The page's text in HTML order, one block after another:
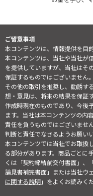
ご留意事項
本コンテンツは、情報提供を目
本コンテンツは、当社や当社が
を提供していますが、当社はそ
保証するものではございません
その他の取引を推奨し、勧誘す
想・意見は、将来の結果を保証
作成時現在のものであり、今後
ます。当社は本コンテンツの内
責任を負うものではございませ
判断と責任でなさるようお願い
本コンテンツでは当社でお取扱
る部分があります。商品ごとに
くは「契約締結前交付書面」、
論見書補完書面」または当社ウ
に関する説明」をよくお読みく